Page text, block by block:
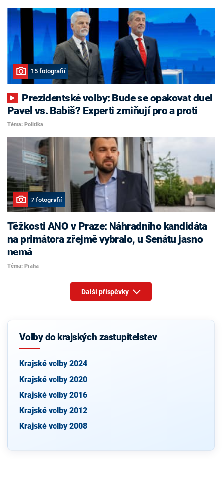
15 fotografií
Pavel vs. Babiš? Experti zmiňují pro a proti
Téma: Politika
7 fotografií
Těžkosti ANO v Praze: Náhradního kandidáta
na primátora zřejmě vybralo, u Senátu jasno
nemá
Téma: Praha
Další příspěvky
Volby do krajských zastupitelstev
Krajské volby 2024
Krajské volby 2020
Krajské volby 2016
Krajské volby 2012
Krajské volby 2008